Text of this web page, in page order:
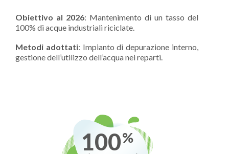
Obiettivo al 2026: Mantenimento di un tasso del
100% di acque industriali riciclate.
Metodi adottati: Impianto di depurazione interno,
gestione dell’utilizzo dell’acqua nei reparti.